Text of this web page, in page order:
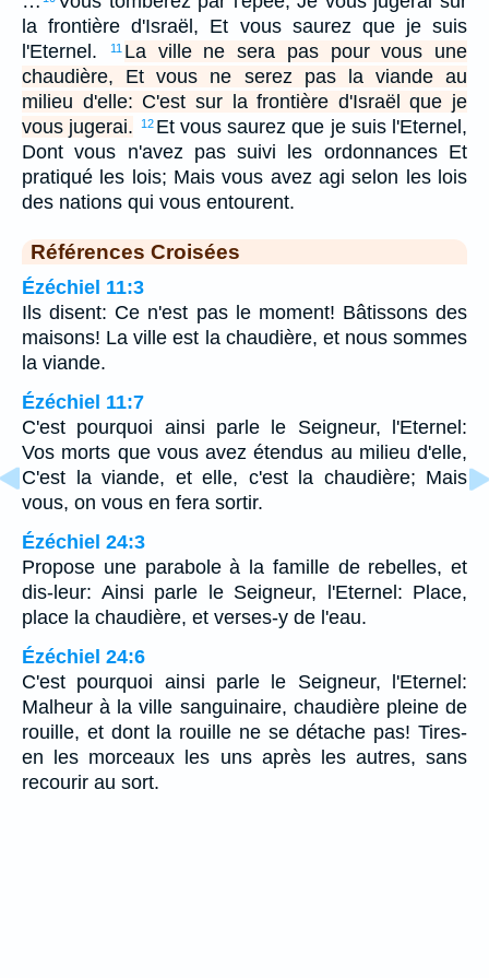
la frontière d'Israël, Et vous saurez que je suis
l'Eternel.
11 La ville ne sera pas pour vous une
chaudière, Et vous ne serez pas la viande au
milieu d'elle: C'est sur la frontière d'Israël que je
vous jugerai.
12 Et vous saurez que je suis l'Eternel,
Dont vous n'avez pas suivi les ordonnances Et
pratiqué les lois; Mais vous avez agi selon les lois
des nations qui vous entourent.
Références Croisées
Ézéchiel 11:3
Ils disent: Ce n'est pas le moment! Bâtissons des
maisons! La ville est la chaudière, et nous sommes
la viande.
Ézéchiel 11:7
C'est pourquoi ainsi parle le Seigneur, l'Eternel:
Vos morts que vous avez étendus au milieu d'elle,
C'est la viande, et elle, c'est la chaudière; Mais
vous, on vous en fera sortir.
Ézéchiel 24:3
Propose une parabole à la famille de rebelles, et
dis-leur: Ainsi parle le Seigneur, l'Eternel: Place,
place la chaudière, et verses-y de l'eau.
Ézéchiel 24:6
C'est pourquoi ainsi parle le Seigneur, l'Eternel:
Malheur à la ville sanguinaire, chaudière pleine de
rouille, et dont la rouille ne se détache pas! Tires-
en les morceaux les uns après les autres, sans
recourir au sort.